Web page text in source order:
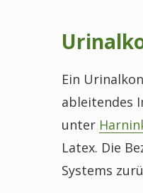
Ein
ableitendes
unter
Latex. Die
Systems